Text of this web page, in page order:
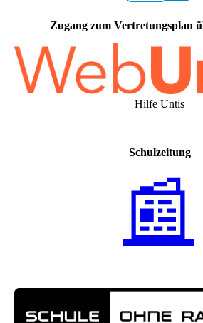
Zugang zum Vertretungsplan
Hilfe Untis
Schulzeitung
📰